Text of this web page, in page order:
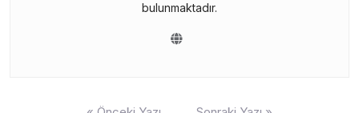
bulunmaktadır.